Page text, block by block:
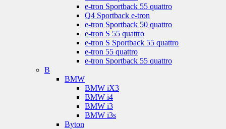
e-tron Sportback 55 quattro
Q4 Sportback e-tron
e-tron Sportback 50 quattro
e-tron S 55 quattro
e-tron S Sportback 55 quattro
e-tron 55 quattro
e-tron Sportback 55 quattro
B
BMW
BMW iX3
BMW i4
BMW i3
BMW i3s
Byton